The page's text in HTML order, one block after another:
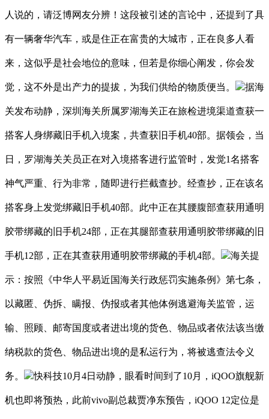
人说的，请泛博网友分辨！这段被引述的言论中，还提到了具
有一辆奢华汽车，或是住正在富贵的大城市，正在良多人看
来，这似乎是社会地位的意味，但若是你细心阐发，你会发
觉，这不外是出产力的提拔，为我们供给的物质便当。 据海
关发布动静，深圳海关所属罗湖海关正在旅检进境渠道查获一
搭客人身绑藏旧手机入境案，共查获旧手机40部。据领会，当
日，罗湖海关关员正在对入境搭客进行监管时，发觉1名搭客
神气严重、行为非常，随即进行拦截查抄。经查抄，正在该名
搭客身上发觉绑藏旧手机40部。此中正在其腰腹部查获用通明
胶带绑藏的旧手机24部，正在其腿部查获用通明胶带绑藏的旧
手机12部，正在其查获用通明胶带绑藏的手机4部。 海关提
示：按照《中华人平易近国海关行政惩罚实施条例》第七条，
以藏匿、伪拆、瞒报、伪报或者其他体例逃避海关监管，运
输、照顾、邮寄国度或者进出境的货色、物品或者依法该当缴
纳税款的货色、物品进出境的是私运行为，将被逃查法令义
务。 快科技10月4日动静，眼看时间到了10月，iQOO旗舰新
机也即将预热，此前vivo副总裁贾净东预告，iQOO 12定位是